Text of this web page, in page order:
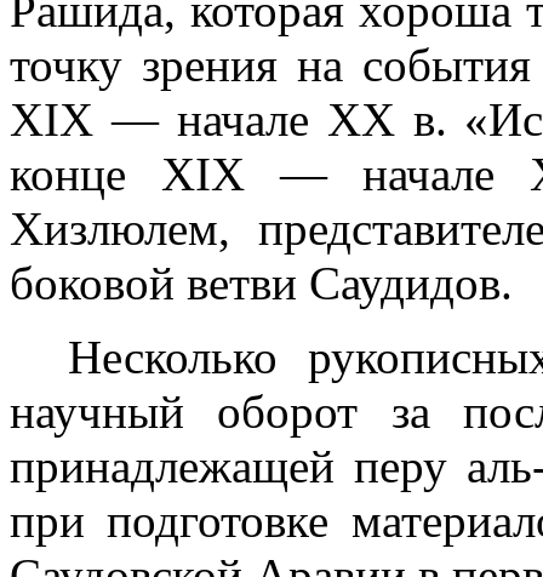
точку зрения на
XIX — начале XX в.
конце XIX — начале
Хизлюлем,
боковой ветви Саудидов.
Несколько
научный оборот за
принадлежащей перу
при подготовке